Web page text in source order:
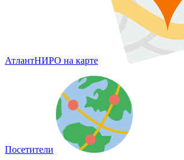
АтлантНИРО на карте
Посетители